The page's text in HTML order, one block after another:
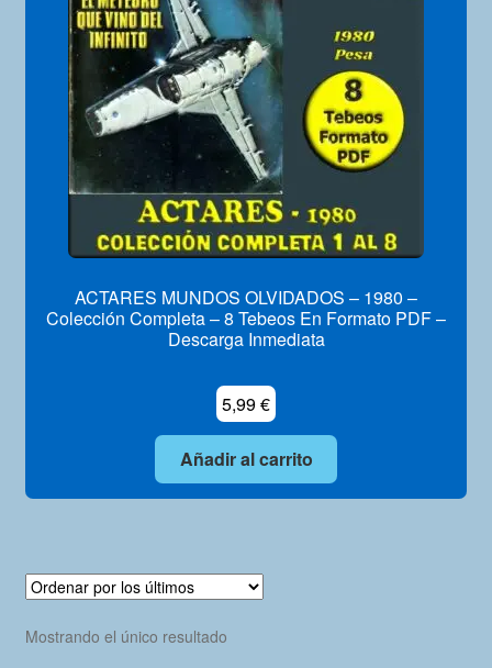
Mi Cuenta
ACTARES MUNDOS OLVIDADOS – 1980 –
Colección Completa – 8 Tebeos En Formato PDF –
Descarga Inmediata
5,99€
Añadir al carrito
Mostrando el único resultado